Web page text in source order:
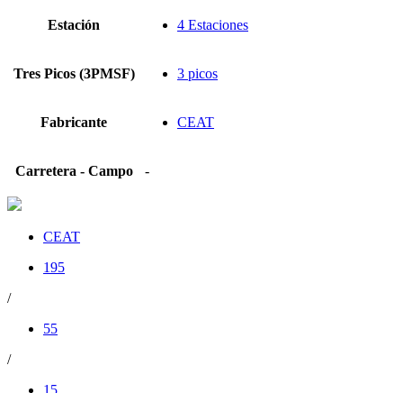
Estación 4 Estaciones
Tres Picos (3PMSF) 3 picos
Fabricante CEAT
Carretera - Campo -
CEAT
195
/
55
/